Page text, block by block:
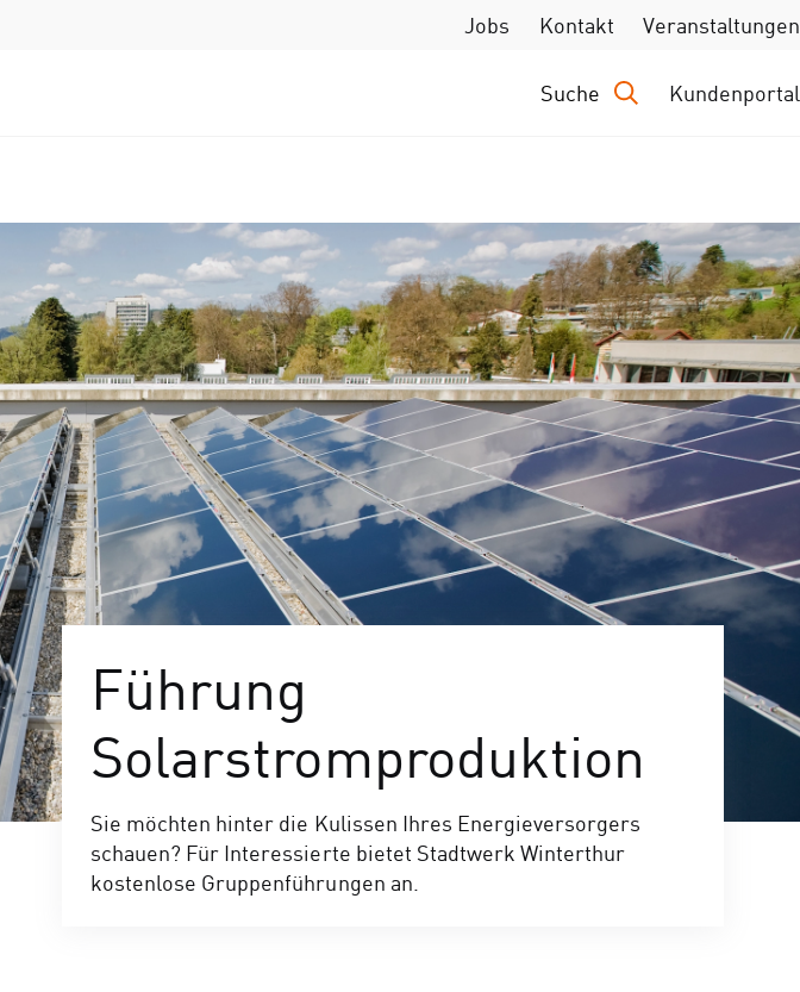
Jobs Kontakt Veranstaltungen
Suche Kundenportal
Führung
Solarstromproduktion
Sie möchten hinter die Kulissen Ihres Energieversorgers
schauen? Für Interessierte bietet Stadtwerk Winterthur
kostenlose Gruppenführungen an.